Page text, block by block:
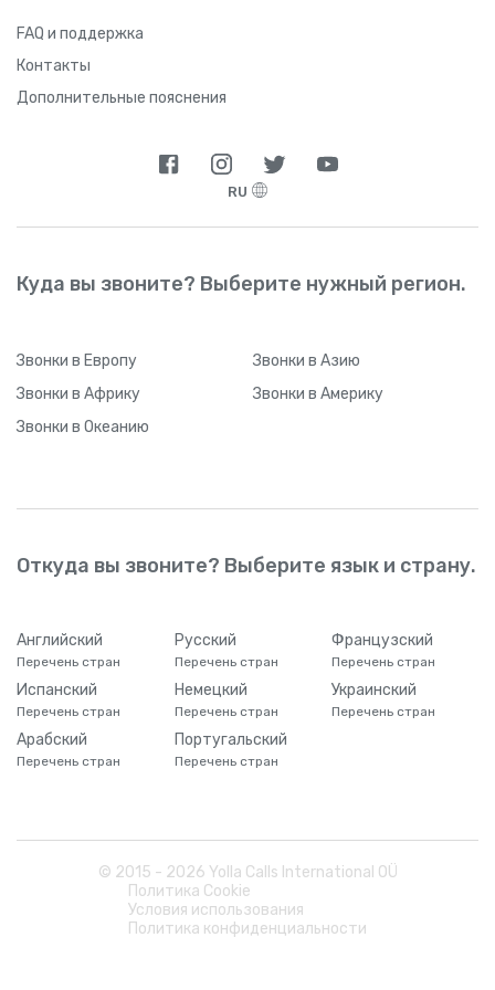
FAQ и поддержка
Контакты
Дополнительные пояснения
RU
Куда вы звоните? Выберите нужный регион.
Звонки в Европу Звонки в Азию
Звонки в Африку Звонки в Америку
Звонки в Океанию
Откуда вы звоните? Выберите язык и страну.
Английский
Перечень стран
Русский
Перечень стран
Французский
Перечень стран
Испанский
Перечень стран
Немецкий
Перечень стран
Украинский
Перечень стран
Арабский
Перечень стран
Португальский
Перечень стран
© 2015 - 2026 Yolla Calls International OÜ
Политика Cookie
Условия использования
Политика конфиденциальности